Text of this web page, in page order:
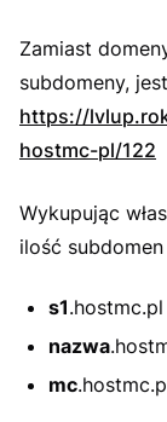
Zamiast
subdomeny,
https://
hostmc-pl/122
Wykupując
ilość
s1.hostmc.pl
nazwa
mc